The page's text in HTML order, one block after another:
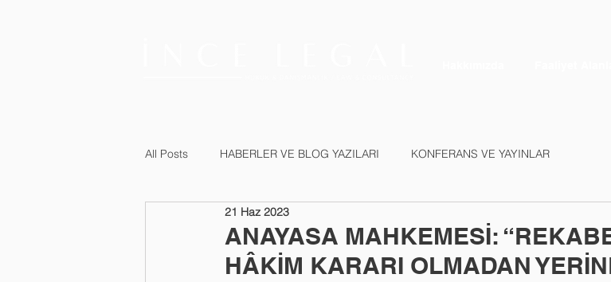
All Posts HABERLER VE BLOG YAZILARI KONFERANS VE YAYINLAR
ANAYASA MAHKEMESİ:
HÂKİM KARARI OLMADAN
21 Haz 2023